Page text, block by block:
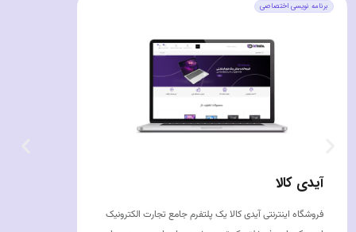
برنامه نویسی اختصاصی
آیدی کالا
فروشگاه اینترنتی آیدی کالا یک پلتفرم جامع تجارت الکترونیک